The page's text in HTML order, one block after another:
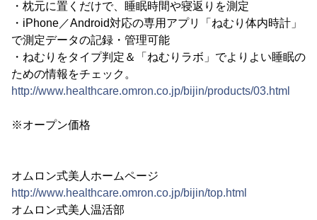
・枕元に置くだけで、睡眠時間や寝返りを測定
・iPhone／Android対応の専用アプリ「ねむり体内時計」
で測定データの記録・管理可能
・ねむりをタイプ判定＆「ねむりラボ」でよりよい睡眠の
ための情報をチェック。
http://www.healthcare.omron.co.jp/bijin/products/03.html
※オープン価格
オムロン式美人ホームページ
http://www.healthcare.omron.co.jp/bijin/top.html
オムロン式美人温活部